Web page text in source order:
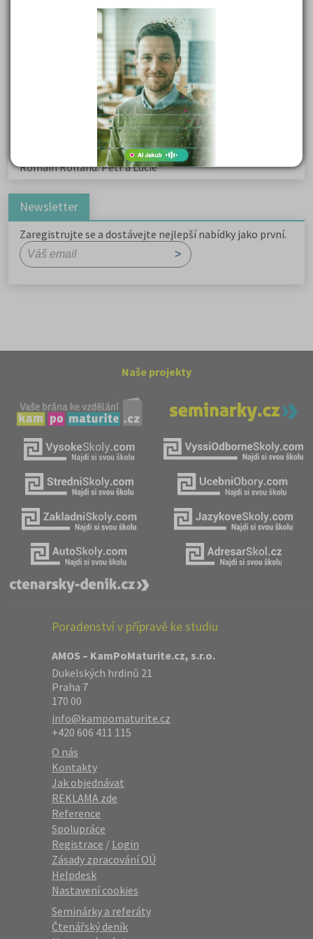
Kritika hry M. L. King v Salesiánském divadle
Důležité reakce organických sloučenin a jejich význam
Zákonitosti v elektronové struktuře
Základní charakteristiky obyvatelstva a geografie sídel
Karel Hynek Mácha: Máj
Karel Havlíček Borovský: Tyrolské elegie
Romain Rolland: Petr a Lucie
Newsletter
Zaregistrujte se a dostávejte nejlepší nabídky jako první.
Naše projekty
Poradenství v přípravě ke studiu
AMOS – KamPoMaturite.cz, s.r.o.
Dukelských hrdinů 21
Praha 7
170 00
info@kampomaturite.cz
+420 606 411 115
O nás
Kontakty
Jak objednávat
REKLAMA zde
Reference
Spolupráce
Registrace / Login
Zásady zpracování OÚ
Helpdesk
Nastavení cookies
Seminárky a referáty
Čtenářský deník